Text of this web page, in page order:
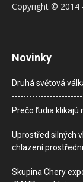
Copyright © 2014
Novinky
Druhá světová
Prečo ľudia klikajú
Uprostřed silných
chlazení
Skupina Chery